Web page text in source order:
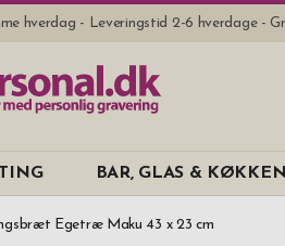
hverdag - Leveringstid 2-6 hverdage -
BAR, GLAS &
Egetræ Maku 43 x 23 cm